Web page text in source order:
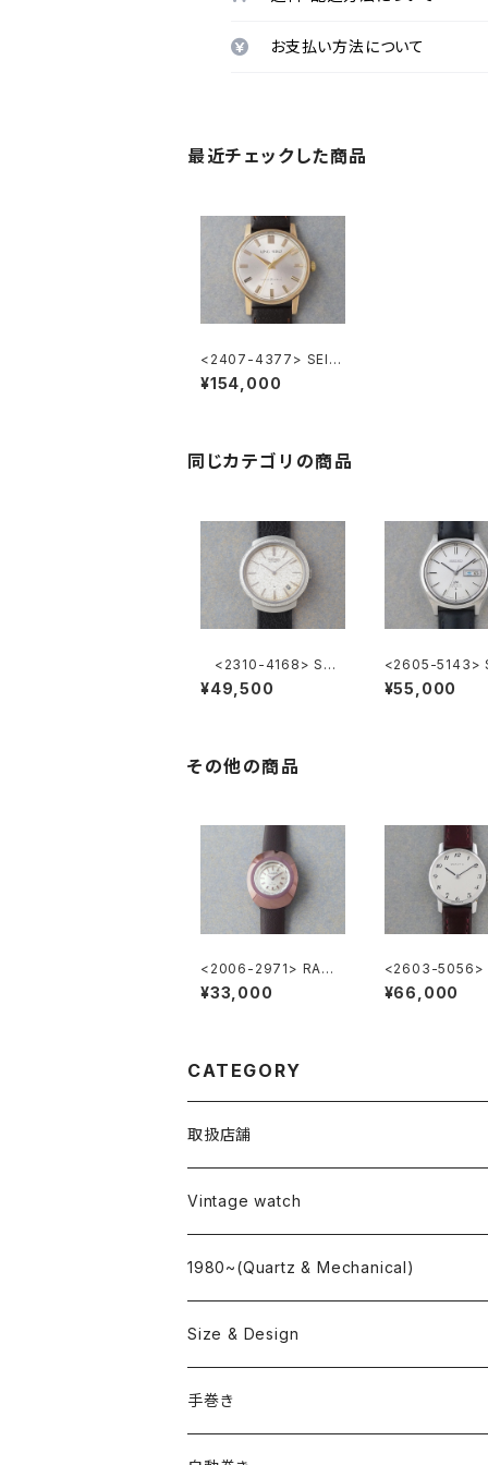
お支払い方法について
最近チェックした商品
<2407-4377> SEIK
O KING SEIKO
¥154,000
同じカテゴリの商品
<2310-4168> SEI
KO Ref.2419-0010
¥49,500
<2605-5143>
LORD MATIC
¥55,000
その他の商品
<2006-2971> RADO
BALVBOA
¥33,000
<2603-5056>
TH
¥66,000
CATEGORY
取扱店舗
L o'clock
"delve"
Vintage watch
海外ブランド
OMEGA
ROLEX
国産ブランド
SEIKO
CITIZEN
1980~(Quartz & Mechanical)
Size & Design
~24.9mm
手巻き